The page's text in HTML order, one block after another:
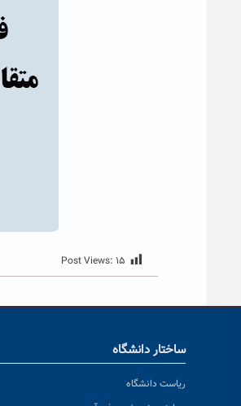
Post Views: ۱۵
ساختار دانشگاه
ریاست دانشگاه